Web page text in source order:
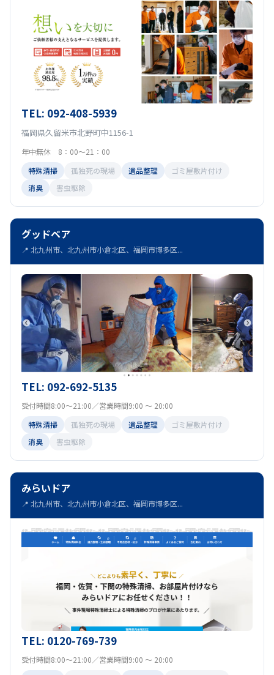
TEL: 092-408-5939
福岡県久留米市北野町中1156-1
年中無休 8：00～21：00
特殊清掃
孤独死の現場 遺品整理
ゴミ屋敷片付け
消臭
害虫駆除
グッドベア
📍 北九州市、北九州市小倉北区、福岡市博多区...
TEL: 092-692-5135
受付時間8:00～21:00／営業時間9:00 ～ 20:00
特殊清掃
孤独死の現場 遺品整理
ゴミ屋敷片付け
消臭
害虫駆除
みらいドア
📍 北九州市、北九州市小倉北区、福岡市博多区...
TEL: 0120-769-739
受付時間8:00～21:00／営業時間9:00 ～ 20:00